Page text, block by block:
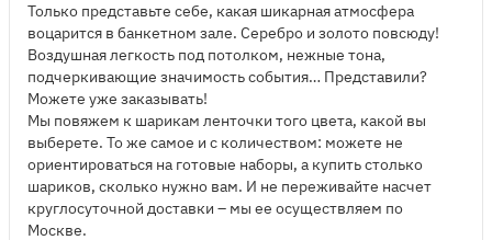
Только представьте себе, какая шикарная атмосфера
воцарится в банкетном зале. Серебро и золото повсюду!
Воздушная легкость под потолком, нежные тона,
подчеркивающие значимость события… Представили?
Можете уже заказывать!
Мы повяжем к шарикам ленточки того цвета, какой вы
выберете. То же самое и с количеством: можете не
ориентироваться на готовые наборы, а купить столько
шариков, сколько нужно вам. И не переживайте насчет
круглосуточной доставки – мы ее осуществляем по
Москве.